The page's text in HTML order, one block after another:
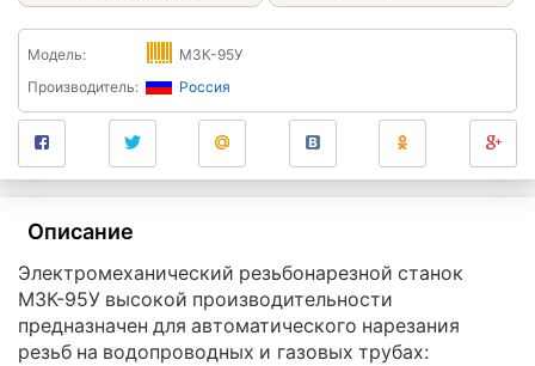
Модель:
МЗК-95У
Производитель:
Россия
Описание
Электромеханический резьбонарезной станок
МЗК-95У высокой производительности
предназначен для автоматического нарезания
резьб на водопроводных и газовых трубах: